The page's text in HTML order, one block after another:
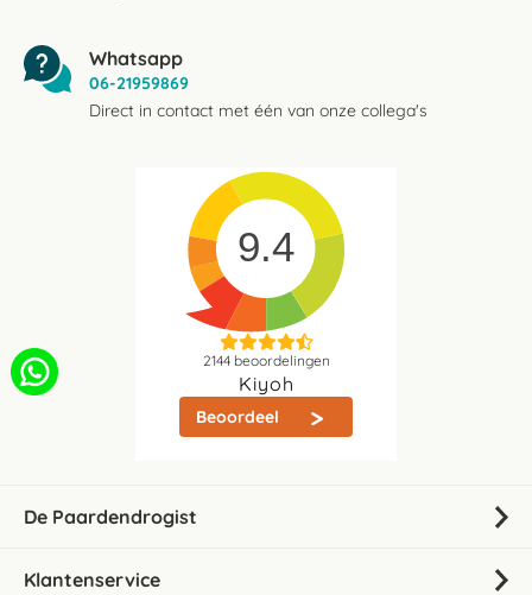
Whatsapp
06-21959869
Direct in contact met één van onze collega's
9.4
2144beoordelingen
Kiyoh
Beoordeel
De Paardendrogist
Klantenservice